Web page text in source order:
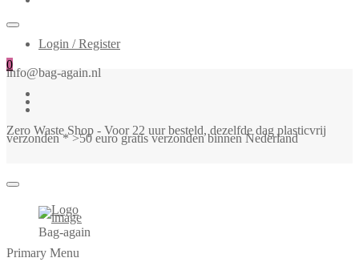
Login / Register
0
info@bag-again.nl
Zero Waste Shop - Voor 22 uur besteld, dezelfde dag plasticvrij
verzonden * >50 euro gratis verzonden binnen Nederland
Bag-again
Primary Menu